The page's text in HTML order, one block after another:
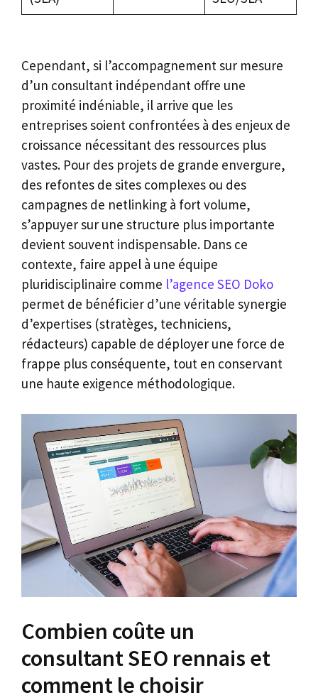
Cependant, si l’accompagnement sur mesure
d’un consultant indépendant offre une
proximité indéniable, il arrive que les
entreprises soient confrontées à des enjeux de
croissance nécessitant des ressources plus
vastes. Pour des projets de grande envergure,
des refontes de sites complexes ou des
campagnes de netlinking à fort volume,
s’appuyer sur une structure plus importante
devient souvent indispensable. Dans ce
contexte, faire appel à une équipe
pluridisciplinaire comme l’agence SEO Doko
permet de bénéficier d’une véritable synergie
d’expertises (stratèges, techniciens,
rédacteurs) capable de déployer une force de
frappe plus conséquente, tout en conservant
une haute exigence méthodologique.
Combien coûte un
consultant SEO rennais et
comment le choisir